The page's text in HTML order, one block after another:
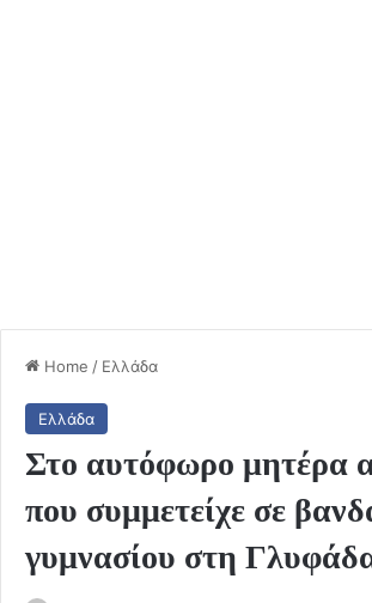
Home / Ελλάδα
Ελλάδα
Στο αυτόφωρο μητέρα
που συμμετείχε σε
γυμνασίου στη